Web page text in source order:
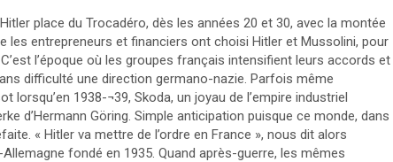
place du Trocadéro, dès les années 20 et 30, avec la montée
les entrepreneurs et financiers ont choisi Hitler et Mussolini, pour
l’époque où les groupes français intensifient leurs accords et
difficulté une direction germano-nazie. Parfois même
1938-¬39, Skoda, un joyau de l’empire industriel
d’Hermann Göring. Simple anticipation puisque ce monde, dans
« Hitler va mettre de l’ordre en France », nous dit alors
fondé en 1935. Quand après-guerre, les mêmes